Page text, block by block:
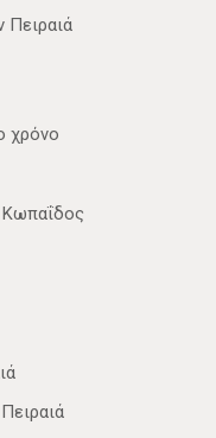
Πειραιά
χρόνο